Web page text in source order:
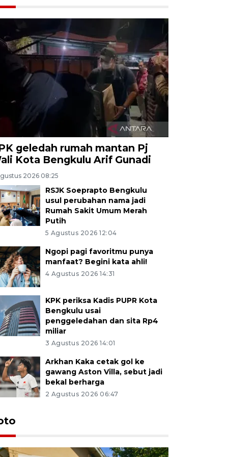
geledah rumah mantan Pj
Kota Bengkulu Arif Gunadi
2026 08:25
RSJK Soeprapto Bengkulu
usul perubahan nama jadi
Rumah Sakit Umum Merah
Putih
5 Agustus 2026 12:04
Ngopi pagi favoritmu punya
manfaat? Begini kata ahli!
4 Agustus 2026 14:31
KPK periksa Kadis PUPR Kota
Bengkulu usai
penggeledahan dan sita Rp4
miliar
3 Agustus 2026 14:01
Arkhan Kaka cetak gol ke
gawang Aston Villa, sebut jadi
bekal berharga
2 Agustus 2026 06:47